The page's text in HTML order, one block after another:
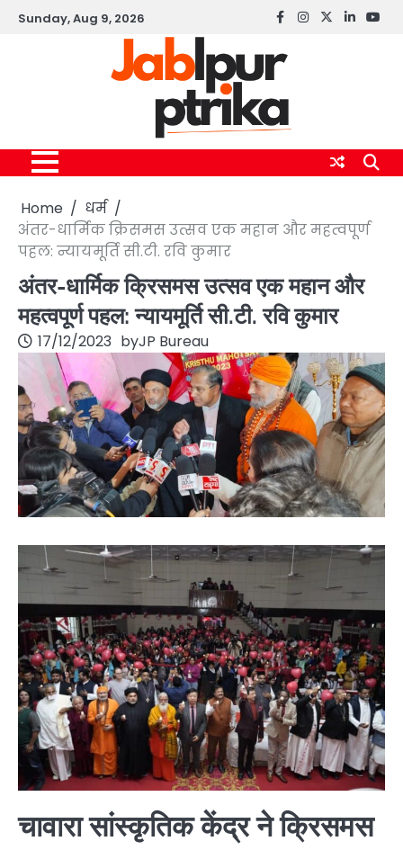
SkipSunday, Aug 9, 2026 Facebook
instagram
twitterlinkedin
Home
धर्म
अंतर-धार्मिक क्रिसमस उत्सव एक महान और महत्वपूर्ण
पहल: न्यायमूर्ति सी.टी. रवि कुमार
अंतर-धार्मिक क्रिसमस उत्सव एक महान और
महत्वपूर्ण पहल: न्यायमूर्ति सी.टी. रवि कुमार
17/12/2023 byJP Bureau
चावारा सांस्कृतिक केंद्र ने क्रिसमस